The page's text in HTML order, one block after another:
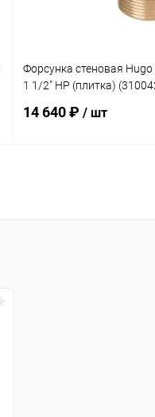
Форсунка стеновая
1 1/2" НР (плитка)
14 640 ₽ / шт
В избранное